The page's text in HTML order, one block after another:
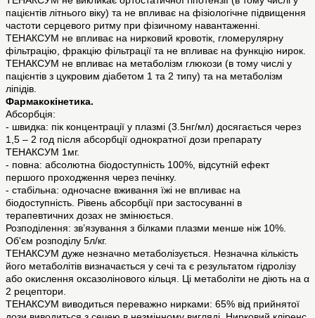
пацієнтів літнього віку) та не впливає на фізіологічне підвищення
частоти серцевого ритму при фізичному навантаженні.
ТЕНАКСУМ не впливає на нирковий кровотік, гломерулярну
фільтрацію, фракцію фільтрації та не впливає на функцію нирок.
ТЕНАКСУМ не впливає на метаболізм глюкози (в тому числі у
пацієнтів з цукровим діабетом 1 та 2 типу) та на метаболізм
ліпідів.
Фармакокінетика.
Абсорбція:
- швидка: пік концентрації у плазмі (3.5нг/мл) досягається через
1,5 – 2 год після абсорбції однократної дози препарату
ТЕНАКСУМ 1мг.
- повна: абсолютна біодоступність 100%, відсутній ефект
першого проходження через печінку.
- стабільна: одночасне вживання їжі не впливає на
біодоступність. Рівень абсорбції при застосуванні в
терапевтичних дозах не змінюється.
Розподілення: зв’язування з білками плазми менше ніж 10%.
Об'єм розподілу 5л/кг.
ТЕНАКСУМ дуже незначно метаболізується. Незначна кількість
його метаболітів визначається у сечі та є результатом гідролізу
або окислення оксазолінового кільця. Ці метаболіти не діють на α
2 рецептори.
ТЕНАКСУМ виводиться переважно нирками: 65% від прийнятої